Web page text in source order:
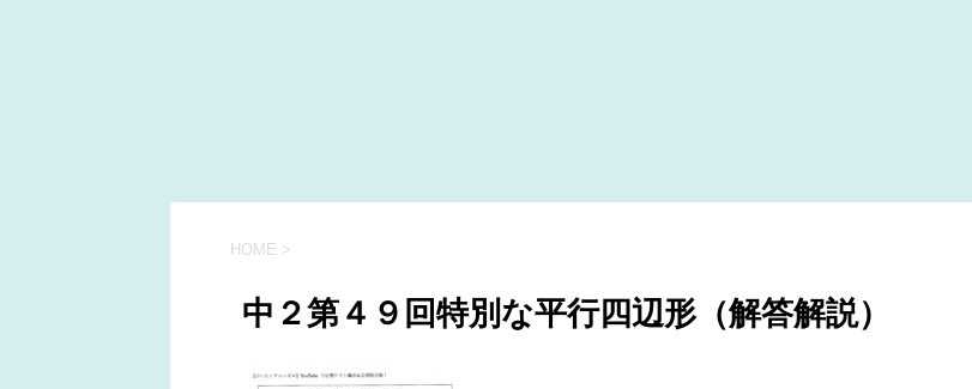
HOME >
中２第４９回特別な平行四辺形（解答解説）